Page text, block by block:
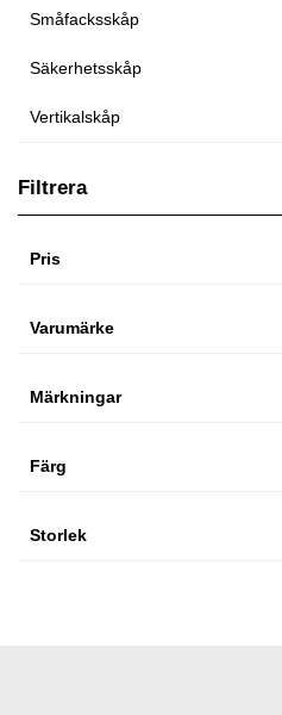
Småfacksskåp
Säkerhetsskåp
Vertikalskåp
Filtrera
Pris
Varumärke
Märkningar
Färg
Storlek